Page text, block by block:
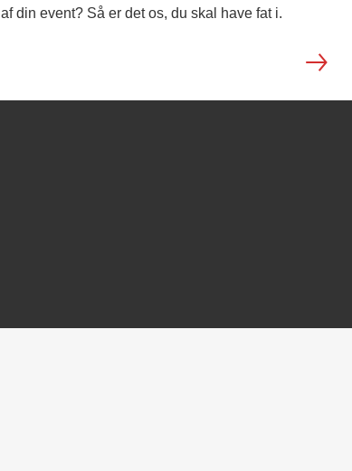
af din event? Så er det os, du skal have fat i.